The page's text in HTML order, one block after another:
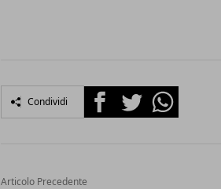
Condividi FacebookTwitterWhatsapp
Articolo Precedente